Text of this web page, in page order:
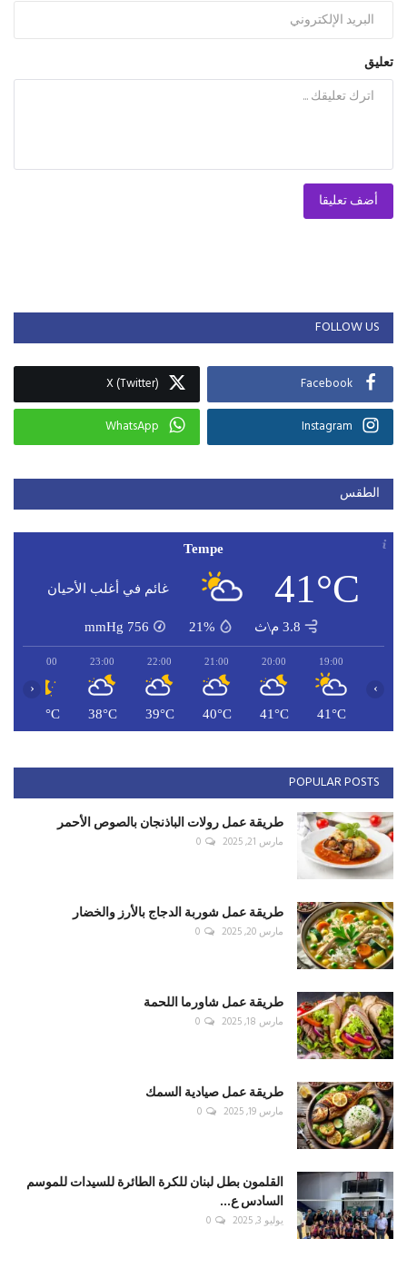
تعليق
أضف تعليقا
FOLLOW US
Facebook
X (Twitter)
Instagram
WhatsApp
الطقس
Tempe
41°C غائم في أغلب الأحيان
3.8 م\ث 21%
756
mmHg
19:00
41°C
20:00
41°C
21:00
40°C
22:00
39°C
23:00
38°C
00:00
38°C
‹ ›
POPULAR POSTS
طريقة عمل رولات الباذنجان بالصوص الأحمر
مارس 21, 2025 0
طريقة عمل شوربة الدجاج بالأرز والخضار
مارس 20, 2025 0
طريقة عمل شاورما اللحمة
مارس 18, 2025 0
طريقة عمل صيادية السمك
مارس 19, 2025 0
القلمون بطل لبنان للكرة الطائرة للسيدات للموسم
السادس ع...
يوليو 3, 2025 0